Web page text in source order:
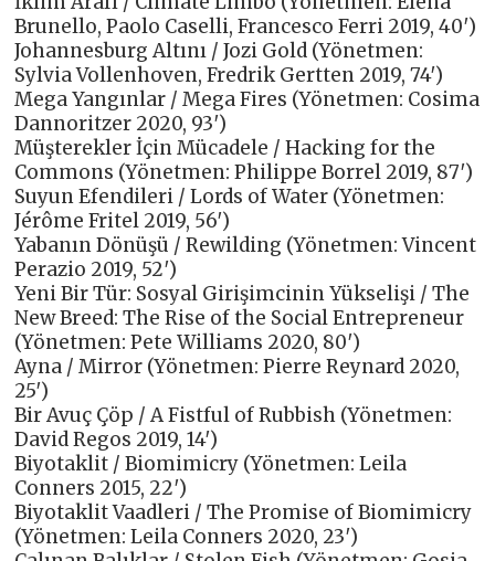
Brunello, Paolo Caselli, Francesco Ferri 2019, 40′)
Johannesburg Altını / Jozi Gold (Yönetmen:
Sylvia Vollenhoven, Fredrik Gertten 2019, 74′)
Mega Yangınlar / Mega Fires (Yönetmen: Cosima
Dannoritzer 2020, 93′)
Müşterekler İçin Mücadele / Hacking for the
Commons (Yönetmen: Philippe Borrel 2019, 87′)
Suyun Efendileri / Lords of Water (Yönetmen:
Jérôme Fritel 2019, 56′)
Yabanın Dönüşü / Rewilding (Yönetmen: Vincent
Perazio 2019, 52′)
Yeni Bir Tür: Sosyal Girişimcinin Yükselişi / The
New Breed: The Rise of the Social Entrepreneur
(Yönetmen: Pete Williams 2020, 80′)
Ayna / Mirror (Yönetmen: Pierre Reynard 2020,
25′)
Bir Avuç Çöp / A Fistful of Rubbish (Yönetmen:
David Regos 2019, 14′)
Biyotaklit / Biomimicry (Yönetmen: Leila
Conners 2015, 22′)
Biyotaklit Vaadleri / The Promise of Biomimicry
(Yönetmen: Leila Conners 2020, 23′)